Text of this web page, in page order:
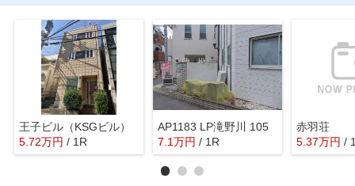
王子ビル（KSGビル）
5.72万円 / 1R
AP1183 LP滝野川 105
7.1万円 / 1R
赤羽荘
5.37万円 /